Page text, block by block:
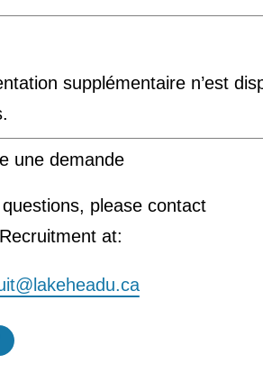
supplémentaire n’est
une demande
please contact
at: